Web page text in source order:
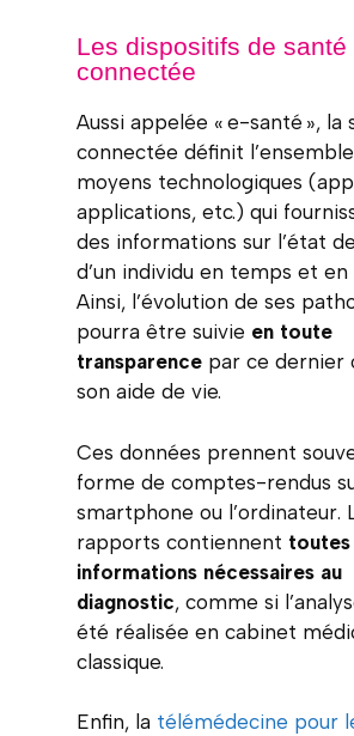
Les dispositifs de santé
connectée
Aussi appelée « e-santé », la
connectée définit
moyens technologiques
applications, etc.) qui
des informations sur l’état
d’un individu en temps et en
Ainsi, l’évolution de ses
pourra être suivie en toute
transparencepar ce dernier
son aide de vie.
Ces données prennent
forme de comptes-rendus
smartphone ou l’ordinateur.
rapports contiennent toutes
informations nécessaires au
diagnostic, comme si
été réalisée en cabinet
classique.
Enfin, la télémédecine pour